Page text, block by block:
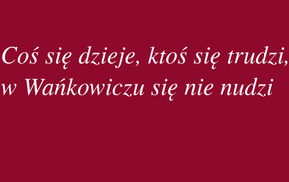
Coś się dzieje, ktoś się trudzi,
w Wańkowiczu się nie nudzi